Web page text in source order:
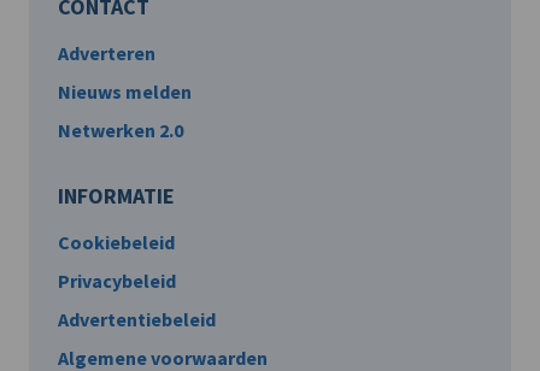
CONTACT
Adverteren
Nieuws melden
Netwerken 2.0
INFORMATIE
Cookiebeleid
Privacybeleid
Advertentiebeleid
Algemene voorwaarden